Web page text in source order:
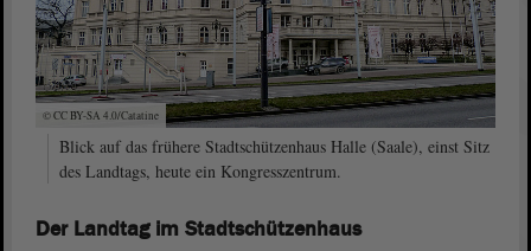
© CC BY-SA 4.0/Catatine
Blick auf das frühere Stadtschützenhaus Halle (Saale), einst Sitz
des Landtags, heute ein Kongresszentrum.
Der Landtag im Stadtschützenhaus